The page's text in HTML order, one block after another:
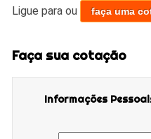
Ligue paraou faça uma
Faça sua cotação
Informações